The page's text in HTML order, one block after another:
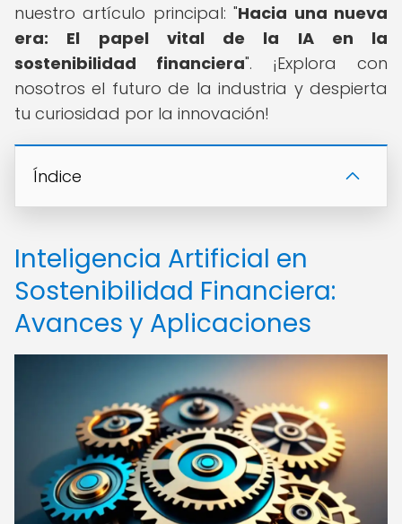
nuestro artículo principal: "Hacia una nueva
era: El papel vital de la IA en la
sostenibilidad financiera". ¡Explora con
nosotros el futuro de la industria y despierta
tu curiosidad por la innovación!
Índice
Inteligencia Artificial en
Sostenibilidad Financiera:
Avances y Aplicaciones